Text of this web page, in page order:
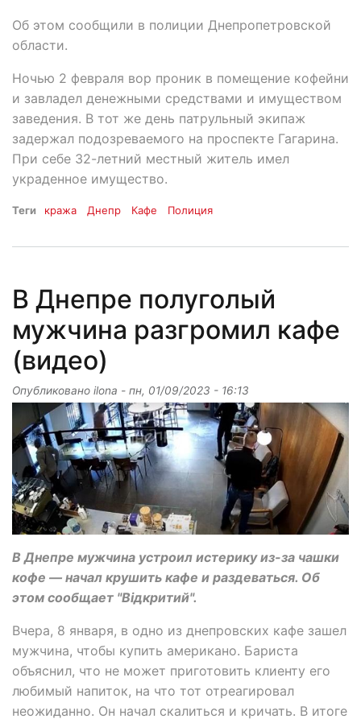
Об этом сообщили в полиции Днепропетровской
области.
Ночью 2 февраля вор проник в помещение кофейни
и завладел денежными средствами и имуществом
заведения. В тот же день патрульный экипаж
задержал подозреваемого на проспекте Гагарина.
При себе 32-летний местный житель имел
украденное имущество.
Теги кража Днепр Кафе Полиция
В Днепре полуголый
мужчина разгромил кафе
(видео)
Опубликовано ilona - пн, 01/09/2023 - 16:13
В Днепре мужчина устроил истерику из-за чашки
кофе — начал крушить кафе и раздеваться. Об
этом сообщает "Відкритий".
Вчера, 8 января, в одно из днепровских кафе зашел
мужчина, чтобы купить американо. Бариста
объяснил, что не может приготовить клиенту его
любимый напиток, на что тот отреагировал
неожиданно. Он начал скалиться и кричать. В итоге